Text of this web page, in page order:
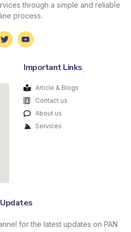
through a simple and reliable
process.
Important Links
Article & Blogs
Contact us
About us
Services
Updates
for the latest updates on PAN